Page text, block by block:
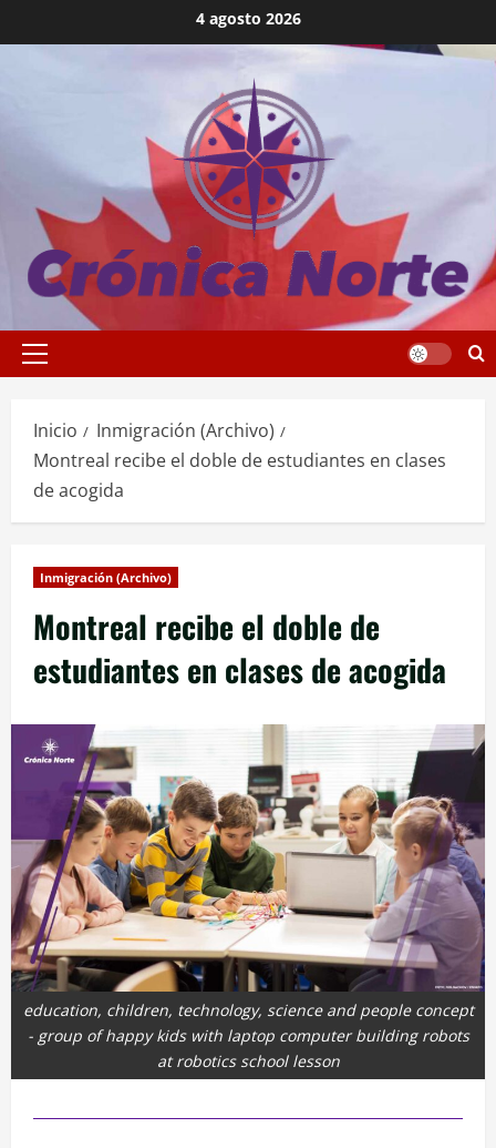
al
4 agosto 2026
Menú
Inicio
Inmigración (Archivo)
Montreal recibe el doble de estudiantes en clases
de acogida
Inmigración (Archivo)
Montreal recibe el doble de
estudiantes en clases de acogida
education, children, technology, science and people concept
- group of happy kids with laptop computer building robots
at robotics school lesson